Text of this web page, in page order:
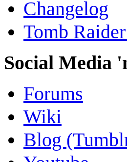
Changelog
Tomb
Social Media
Forums
Wiki
Blog